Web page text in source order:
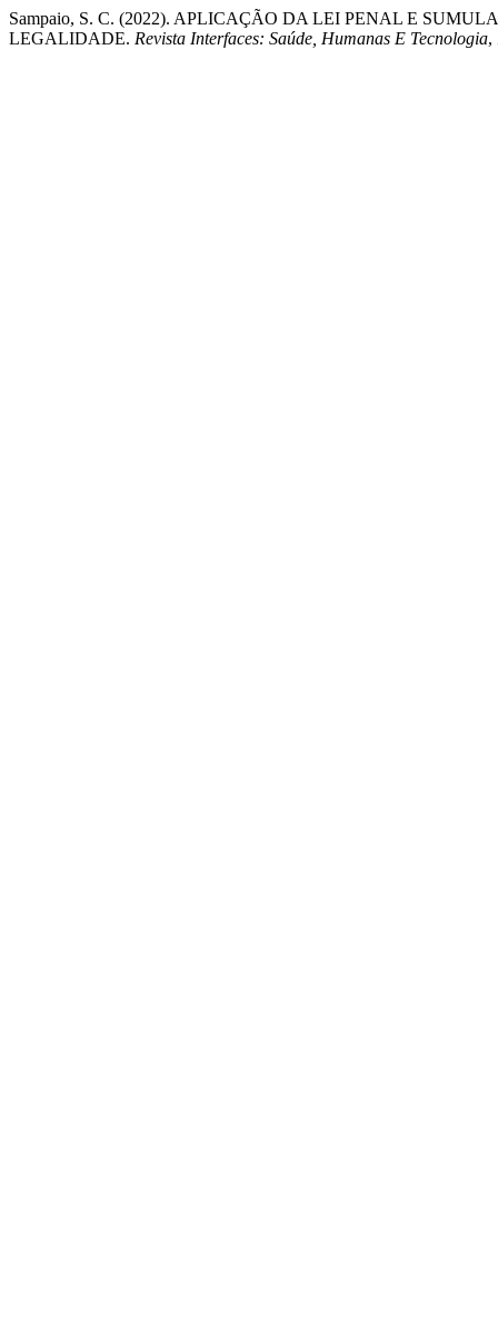
Sampaio, S. C. (2022). APLICAÇÃO DA LEI PENAL E
LEGALIDADE. Revista Interfaces: Saúde, Humanas E Tecnologia,